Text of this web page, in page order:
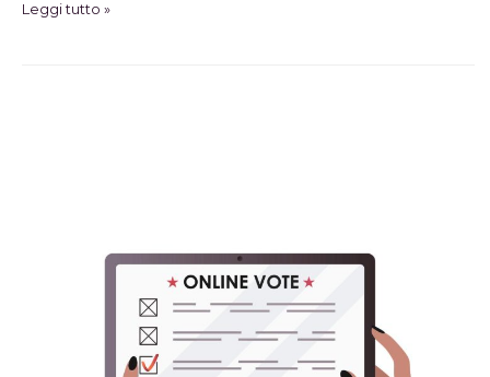
Leggi tutto »